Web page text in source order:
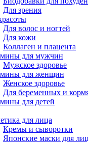
Для зрения
Для волос и ногтей
Для кожи
Коллаген и плацента
для мужчин
Мужское здоровье
для женщин
Женское здоровье
Для беременных и
для детей
для лица
Кремы и сыворотки
Японские маски для